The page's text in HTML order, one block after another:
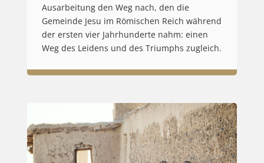
Ausarbeitung den Weg nach, den die
Gemeinde Jesu im Römischen Reich während
der ersten vier Jahrhunderte nahm: einen
Weg des Leidens und des Triumphs zugleich.